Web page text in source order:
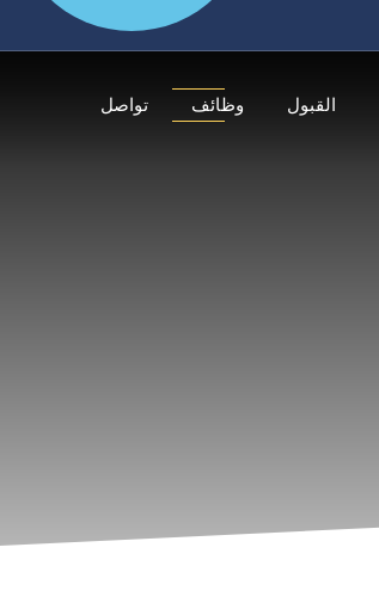
القبول وظائف تواصل